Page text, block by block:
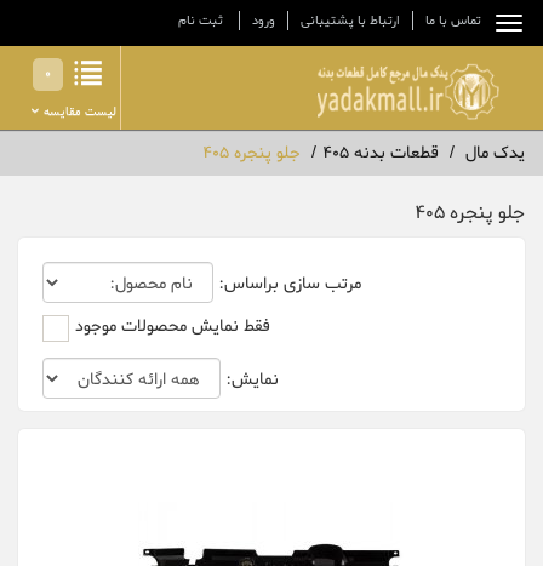
تماس با ما ارتباط با پشتیبانی ورود ثبت نام
0
لیست مقایسه
یدک مال قطعات بدنه 405 جلو پنجره 405
جلو پنجره 405
مرتب سازی براساس:
فقط نمایش محصولات موجود
نمایش: